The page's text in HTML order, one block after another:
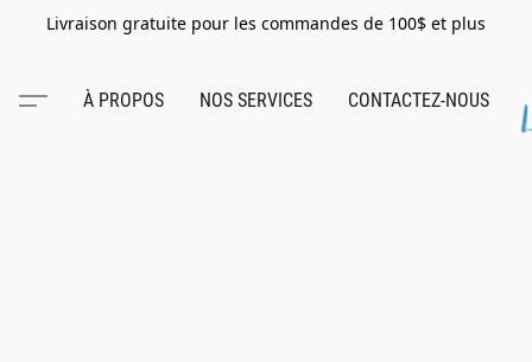
Livraison gratuite pour les commandes de 100$ et plus
À PROPOS NOS SERVICES CONTACTEZ-NOUS